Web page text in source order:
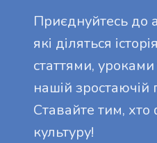
Приєднуйтесь до
які діляться
статтями,
нашій зростаючій
Ставайте тим,
культуру!